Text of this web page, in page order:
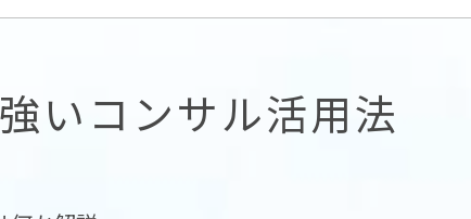
東京都の最新動向を踏まえたコンサルの支援方法
コンサル選びで変わる事業成長のポイント
コンサル選びが東京都の事業成長に与える影響
いコンサル活用法